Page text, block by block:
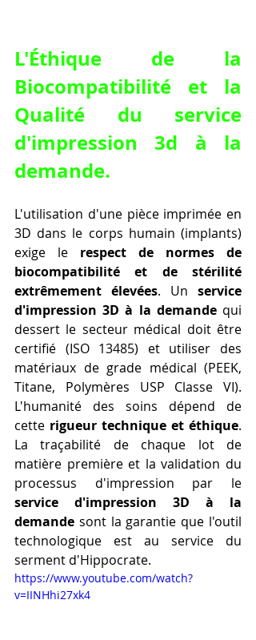
L'Éthique de la
Biocompatibilité et la
Qualité du service
d'impression 3d à la
demande.
L'utilisation d'une pièce imprimée en
3D dans le corps humain (implants)
exige le respect de normes de
biocompatibilité et de stérilité
extrêmement élevées. Un service
d'impression 3D à la demande qui
dessert le secteur médical doit être
certifié (ISO 13485) et utiliser des
matériaux de grade médical (PEEK,
Titane, Polymères USP Classe VI).
L'humanité des soins dépend de
cette rigueur technique et éthique.
La traçabilité de chaque lot de
matière première et la validation du
service d'impression 3D à la
demande sont la garantie que l'outil
technologique est au service du
serment d'Hippocrate.
https://www.youtube.com/watch?
v=IINHhi27xk4